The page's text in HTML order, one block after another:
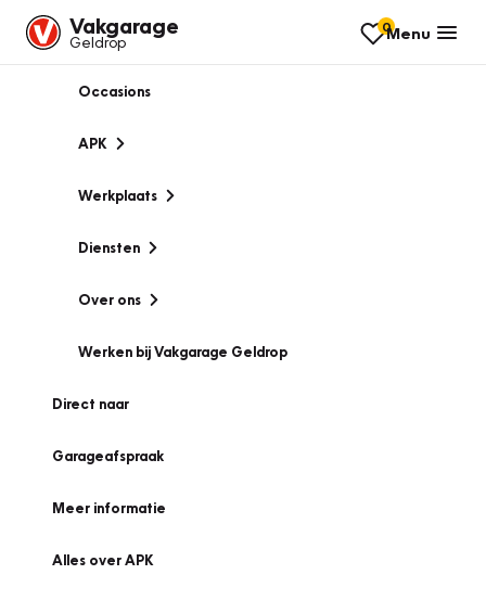
Vakgarage
Geldrop
0Menu
Occasions
APK
Werkplaats
Diensten
Over ons
Werken bij Vakgarage Geldrop
Direct naar
Garageafspraak
Meer informatie
Alles over APK